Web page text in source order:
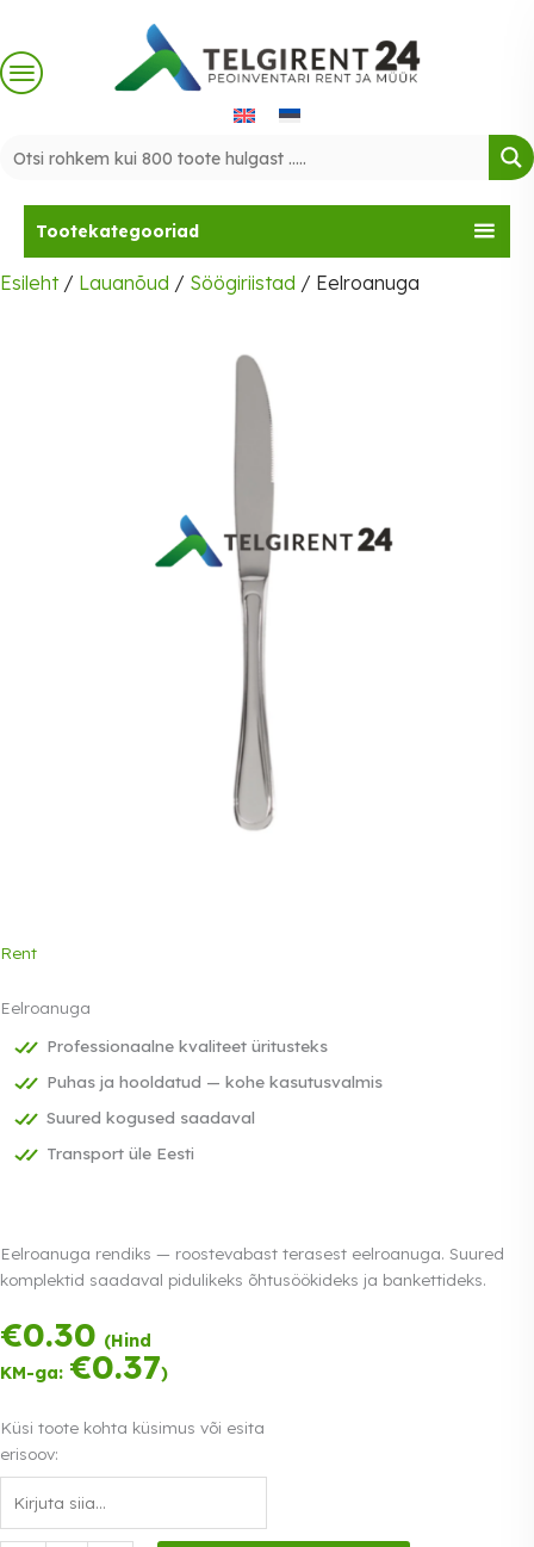
content
Tootekategooriad
Esileht/ Lauanõud / Söögiriistad / Eelroanuga
Rent
Eelroanuga
Professionaalne kvaliteet üritusteks
Puhas ja hooldatud — kohe kasutusvalmis
Suured kogused saadaval
Transport üle Eesti
Eelroanuga rendiks — roostevabast terasest eelroanuga. Suured
komplektid saadaval pidulikeks õhtusöökideks ja bankettideks.
€0.30 (Hind
KM-ga: €0.37)
Küsi toote kohta küsimus või esita
erisoov: